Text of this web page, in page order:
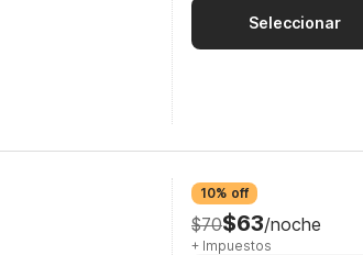
Seleccionar
10% off
$70$63/noche
+ Impuestos